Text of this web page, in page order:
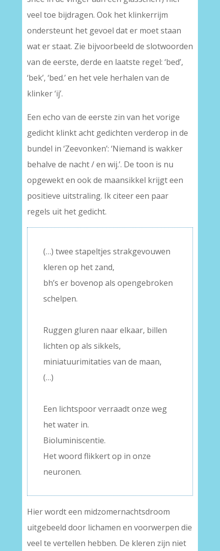
veel toe bijdragen. Ook het klinkerrijm
ondersteunt het gevoel dat er moet staan
wat er staat. Zie bijvoorbeeld de slotwoorden
van de eerste, derde en laatste regel: ‘bed’,
‘bek’, ‘bed.’ en het vele herhalen van de
klinker ‘ij’.
Een echo van de eerste zin van het vorige
gedicht klinkt acht gedichten verderop in de
bundel in ‘Zeevonken’: ‘Niemand is wakker
behalve de nacht / en wij.’. De toon is nu
opgewekt en ook de maansikkel krijgt een
positieve uitstraling. Ik citeer een paar
regels uit het gedicht.
(…) twee stapeltjes strakgevouwen
kleren op het zand,
bh’s er bovenop als opengebroken
schelpen.
Ruggen gluren naar elkaar, billen
lichten op als sikkels,
miniatuurimitaties van de maan,
(…)
Een lichtspoor verraadt onze weg
het water in.
Bioluminiscentie.
Het woord flikkert op in onze
neuronen.
Hier wordt een midzomernachtsdroom
uitgebeeld door lichamen en voorwerpen die
veel te vertellen hebben. De kleren zijn niet